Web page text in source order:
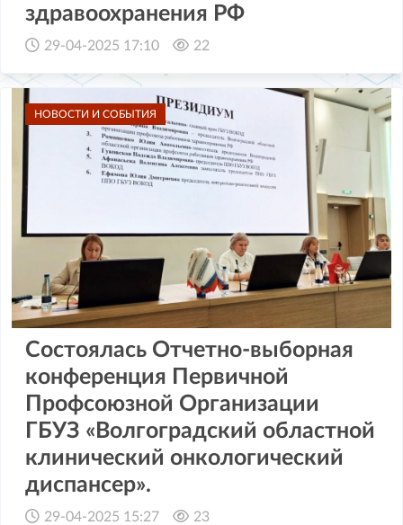
здравоохранения РФ
29-04-2025 17:10 22
НОВОСТИ И СОБЫТИЯ
Состоялась Отчетно-выборная
конференция Первичной
Профсоюзной Организации
ГБУЗ «Волгоградский областной
клинический онкологический
диспансер».
29-04-2025 15:27 23